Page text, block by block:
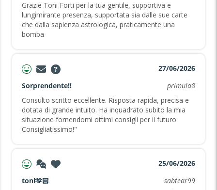
Grazie Toni Forti per la tua gentile, supportiva e
lungimirante presenza, supportata sia dalle sue carte
che dalla sapienza astrologica, praticamente una
bomba
27/06/2026
Sorprendente!!
primula8
Consulto scritto eccellente. Risposta rapida, precisa e
dotata di grande intuito. Ha inquadrato subito la mia
situazione fornendomi ottimi consigli per il futuro.
Consigliatissimo!"
25/06/2026
toni🫶🏻
sabtear99